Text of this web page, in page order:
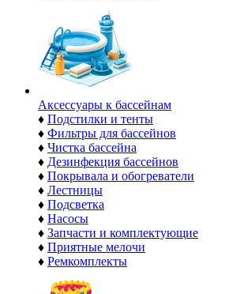
Аксессуары к бассейнам
♦ Подстилки и тенты
♦ Фильтры для бассейнов
♦ Чистка бассейна
♦ Дезинфекция бассейнов
♦ Покрывала и обогреватели
♦ Лестницы
♦ Подсветка
♦ Насосы
♦ Запчасти и комплектующие
♦ Приятные мелочи
♦ Ремкомплекты